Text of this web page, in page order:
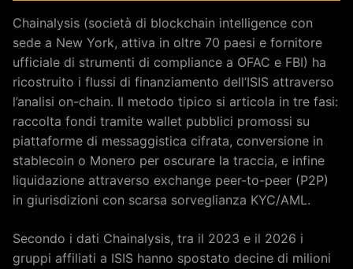
Chainalysis (società di blockchain intelligence con
sede a New York, attiva in oltre 70 paesi e fornitore
ufficiale di strumenti di compliance a OFAC e FBI) ha
ricostruito i flussi di finanziamento dell’ISIS attraverso
l’analisi on-chain. Il metodo tipico si articola in tre fasi:
raccolta fondi tramite wallet pubblici promossi su
piattaforme di messaggistica cifrata, conversione in
stablecoin o Monero per oscurare la traccia, e infine
liquidazione attraverso exchange peer-to-peer (P2P)
in giurisdizioni con scarsa sorveglianza KYC/AML.
Secondo i dati Chainalysis, tra il 2023 e il 2026 i
gruppi affiliati a ISIS hanno spostato decine di milioni